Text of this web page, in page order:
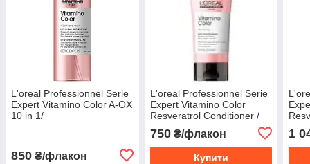
L'oreal Professionnel Serie
Expert Vitamino Color A-OX
10 in 1/
850 ₴/флакон
L'oreal Professionnel Serie
Expert Vitamino Color
Resveratrol Conditioner /
Кондиціонер для захисту
кольору волосся
750₴/флакон
Купити
1